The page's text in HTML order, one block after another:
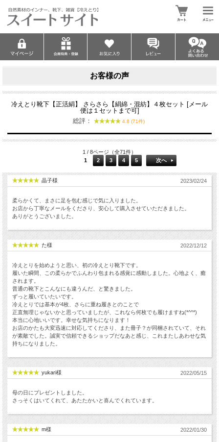
お客様の声
冷えとり靴下【正活絹】 さらさら【絹綿・混紡】４枚セット [メール
便は１セットまで可]
総評：
4.8 (71件)
1 / 8ページ（全71件）
1
2 3 4 5 次へ
晶子様 2023/02/24
柔らかくて、まさに足を包む感じで気に入りました。
お店から丁寧なメールをくださり、安心して購入させていただきました。
ありがとうございました。
た様 2022/12/12
冷えとりを始めようと思い、初の冷えとり靴下です。
履いた瞬間、この柔らかでふんわり包まれる感覚に感動しました。心地よく、癒
されます。
普通の靴下とこんなにも違うんだ、と驚きました。
ずっと履いていたいです。
冷えとりでは基本が4枚、さらに重ね履きとのことで
正直無理じゃないかと思っていましたが、これなら何枚でも履けますね(*^^*)
本当に心地いいです。幸せな気持ちになります！
お店のかたも大変迅速に対応してくださり、また冊子？が同梱されていて、それ
が素敵でした。誠実で信頼できるショップだなあと感じ、これまたしあわせな気
持ちになりました。
yukari様 2022/05/15
母の日にプレゼントしました。
さっそくはいてくれて、あたたかいと喜んでくれています。
m様 2022/01/30